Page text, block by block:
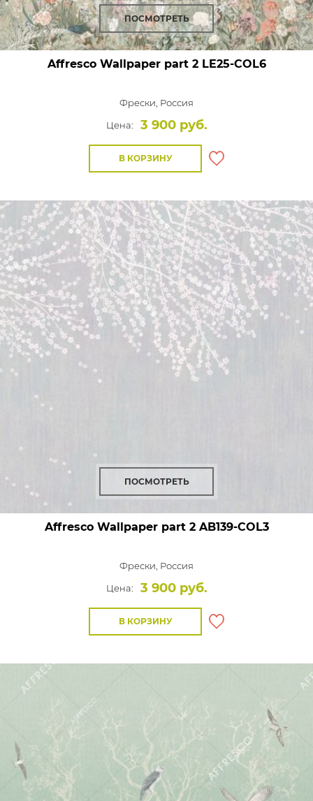
ПОСМОТРЕТЬ
Affresco Wallpaper part 2LE25-COL6
Фрески, Россия
Цена:
3 900 руб.
В КОРЗИНУ
ПОСМОТРЕТЬ
Affresco Wallpaper part 2AB139-COL3
Фрески, Россия
Цена:
3 900 руб.
В КОРЗИНУ